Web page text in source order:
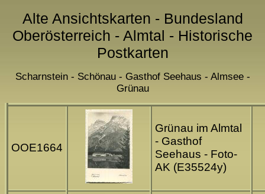
Alte Ansichtskarten - Bundesland
Oberösterreich - Almtal - Historische
Postkarten
Scharnstein - Schönau - Gasthof Seehaus - Almsee -
Grünau
OOE1664
Grünau im Almtal
- Gasthof
Seehaus - Foto-
AK (E35524y)